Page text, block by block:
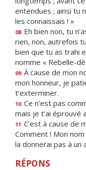
entendues ; ainsi tu
les connaissais ! »
08 Eh bien non, tu
rien, non, autrefois
bien que tu as trahi
nomme « Rebelle-
09 À cause de mon
mon honneur, je
t’exterminer.
10 Ce n’est pas
mais je t’ai éprouvé
11 C’est à cause de
Comment ! Mon
la donnerai pas à un
RÉPONS